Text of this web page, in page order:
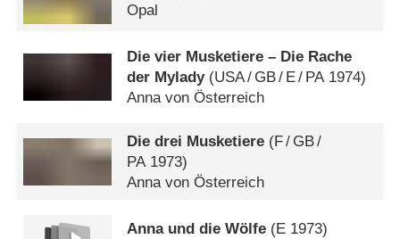
Opal
Die vier Musketiere – Die Rache
der Mylady(USA/ GB/ E/ PA1974)
Anna von Österreich
Die drei Musketiere (F/ GB/
PA 1973)
Anna von Österreich
Anna und die Wölfe (E 1973)